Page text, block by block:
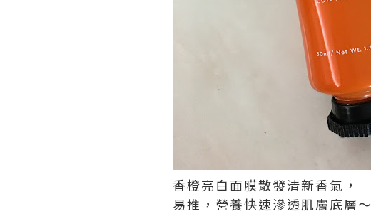
香橙亮白面膜散發清新香氣，
易推，營養快速滲透肌膚底層～